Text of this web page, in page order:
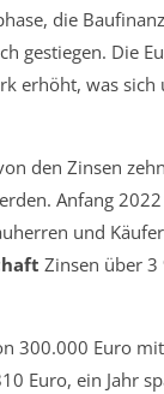
die
gestiegen. Die
erhöht, was
den Zinsen
Anfang
und
Zinsen über 3
300.000 Euro
Euro, ein Jahr